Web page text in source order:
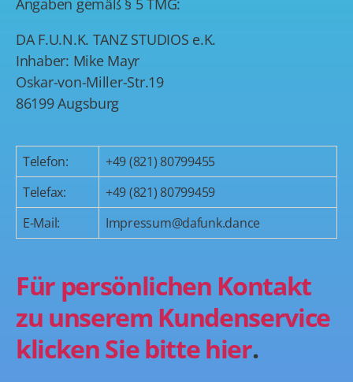
Angaben gemäß § 5 TMG:
DA F.U.N.K. TANZ STUDIOS e.K.
Inhaber: Mike Mayr
Oskar-von-Miller-Str.19
86199 Augsburg
Telefon:
+49 (821) 80799455
Telefax:
+49 (821) 80799459
E-Mail:
Impressum@dafunk.dance
Für persönlichen Kontakt
zu unserem Kundenservice
klicken Sie bitte hier.